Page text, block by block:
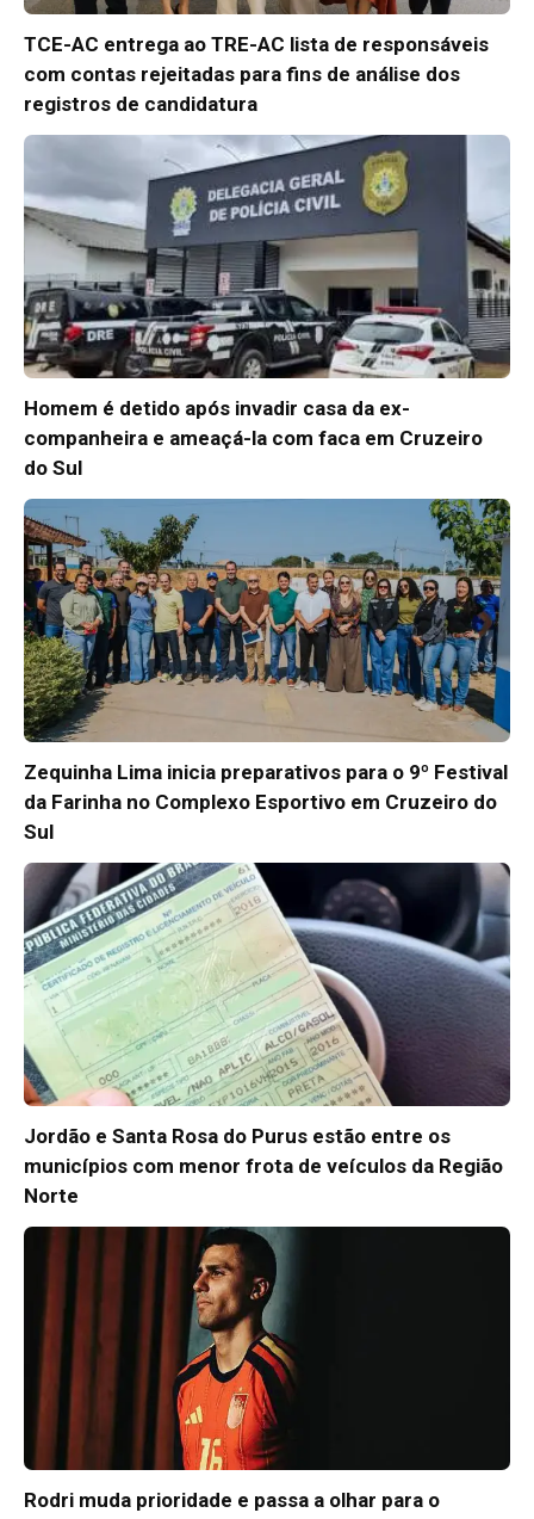
TCE-AC entrega ao TRE-AC lista de responsáveis
com contas rejeitadas para fins de análise dos
registros de candidatura
Homem é detido após invadir casa da ex-
companheira e ameaçá-la com faca em Cruzeiro
do Sul
Zequinha Lima inicia preparativos para o 9º Festival
da Farinha no Complexo Esportivo em Cruzeiro do
Sul
Jordão e Santa Rosa do Purus estão entre os
municípios com menor frota de veículos da Região
Norte
Rodri muda prioridade e passa a olhar para o